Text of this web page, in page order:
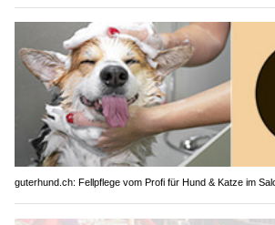
guterhund.ch: Fellpflege vom Profi für Hund & Katze im